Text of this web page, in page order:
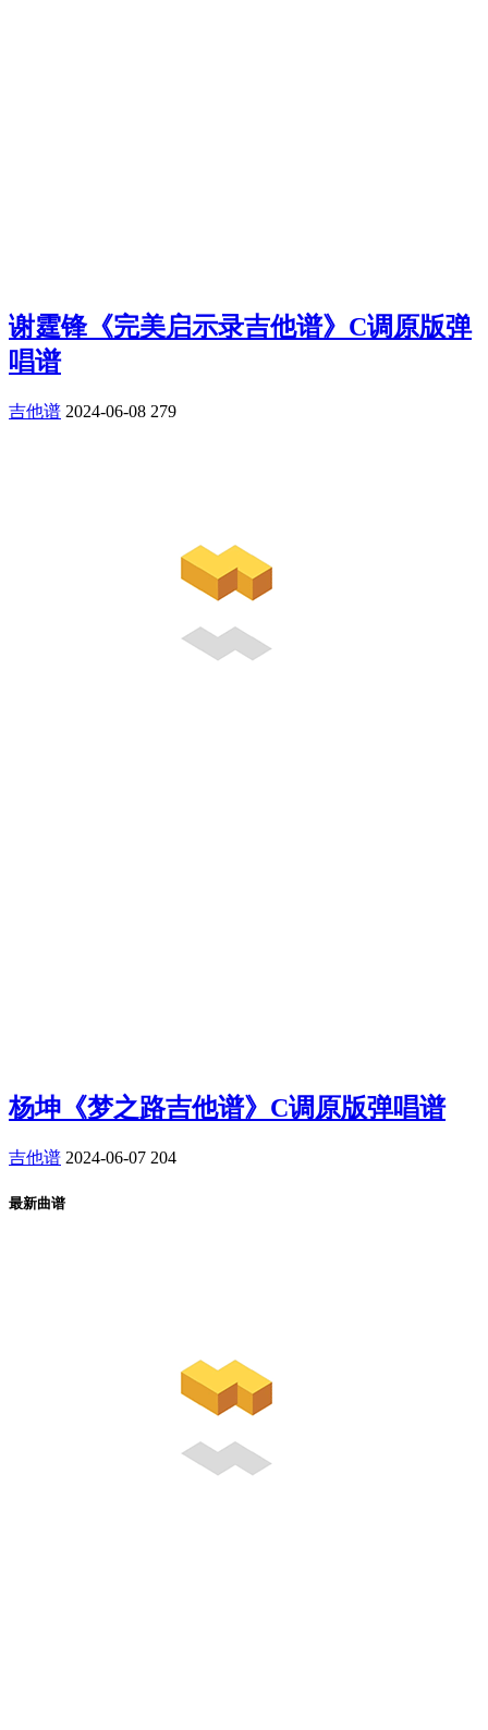
谢霆锋《完美启示录吉他谱》C调原版弹
唱谱
吉他谱 2024-06-08 279
杨坤《梦之路吉他谱》C调原版弹唱谱
吉他谱 2024-06-07 204
最新曲谱